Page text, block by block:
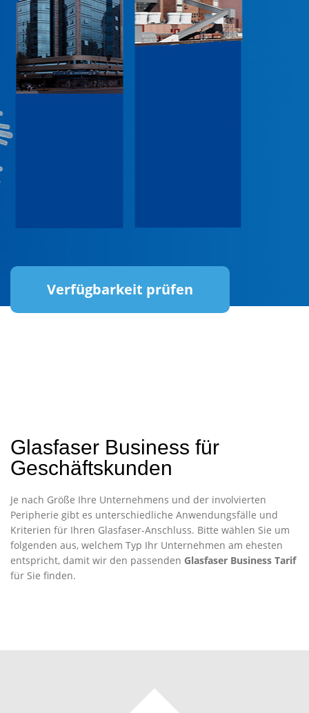
Verfügbarkeit prüfen
Glasfaser Business für
Geschäftskunden
Je nach Größe Ihre Unternehmens und der involvierten
Peripherie gibt es unterschiedliche Anwendungsfälle und
Kriterien für Ihren Glasfaser-Anschluss. Bitte wählen Sie um
folgenden aus, welchem Typ Ihr Unternehmen am ehesten
entspricht, damit wir den passenden Glasfaser Business Tarif
für Sie finden.